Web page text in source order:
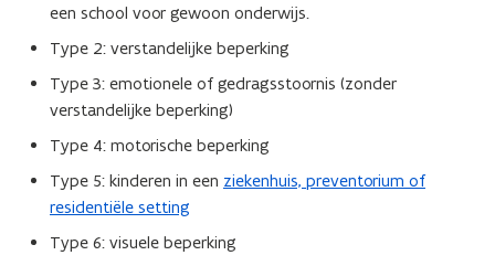
een school voor gewoon onderwijs.
Type 2: verstandelijke beperking
Type 3: emotionele of gedragsstoornis (zonder
verstandelijke beperking)
Type 4: motorische beperking
Type 5: kinderen in een ziekenhuis, preventorium of
residentiële setting
Type 6: visuele beperking